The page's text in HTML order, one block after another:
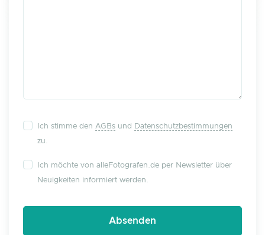
Ich stimme den AGBs und
Datenschutzbestimmungen
zu.
Ich möchte von alleFotografen.de per Newsletter über
Neuigkeiten informiert werden.